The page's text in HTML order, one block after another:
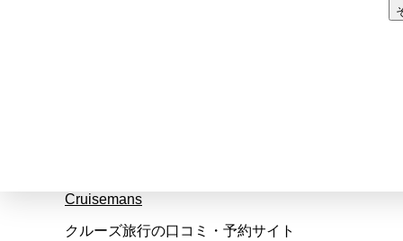
Cruisemans
クルーズ旅行の口コミ・予約サイト